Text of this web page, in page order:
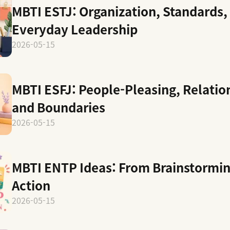
MBTI ESTJ: Organization,
Everyday Leadership
2026-05-15
MBTI ESFJ: People-Pleasing,
and Boundaries
2026-05-15
MBTI ENTP Ideas: From
Action
2026-05-15